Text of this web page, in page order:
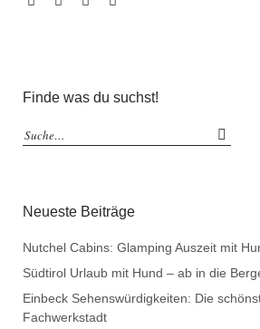
Finde was du suchst!
Neueste Beiträge
Nutchel Cabins: Glamping Auszeit mit
Südtirol Urlaub mit Hund – ab in die
Einbeck Sehenswürdigkeiten: Die
Fachwerkstadt